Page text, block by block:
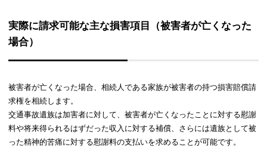
実際に請求可能な主な損害項目（被害者が亡くなった
場合）
被害者が亡くなった場合、相続人である家族が被害者の持つ損害賠償請
求権を相続します。
交通事故遺族は加害者に対して、被害者が亡くなったことに対する慰謝
料や将来得られるはずだった収入に対する補償、さらには遺族として被
った精神的苦痛に対する慰謝料の支払いを求めることが可能です。